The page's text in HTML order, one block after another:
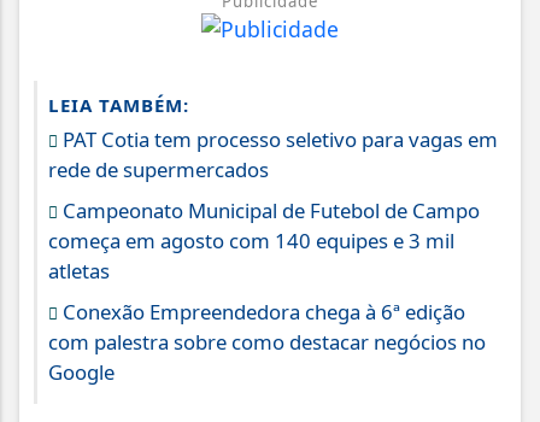
LEIA TAMBÉM:
PAT Cotia tem processo seletivo para vagas em
rede de supermercados
Campeonato Municipal de Futebol de Campo
começa em agosto com 140 equipes e 3 mil
atletas
Conexão Empreendedora chega à 6ª edição
com palestra sobre como destacar negócios no
Google